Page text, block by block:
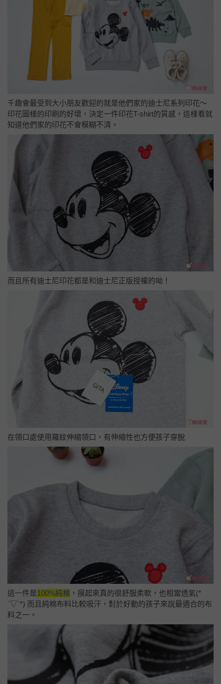
千趣會最受到大小朋友歡迎的就是他們家的迪士尼系列印花～
印花圖樣的印刷的好壞，決定一件印花T-shirt的質感，這樣看就
知道他們家的印花不會模糊不清。
而且所有迪士尼印花都是和迪士尼正版授權的呦！
在領口處使用羅紋伸縮領口，有伸縮性也方便孩子穿脫
這一件是100%純棉 ，摸起來真的很舒服柔軟，也相當透氣(*
´▽`*) 而且純棉布料比較吸汗，對於好動的孩子來說最適合的布
料之一。